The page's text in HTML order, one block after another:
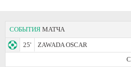
СОБЫТИЯ МАТЧА
25'
ZAWADA OSCAR